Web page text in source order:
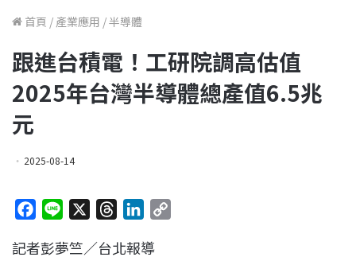
首頁 / 產業應用 /半導體
跟進台積電！工研院調高估值
2025年台灣半導體總產值6.5兆
元
2025-08-14
c
n
r
n
記者彭夢竺／台北報導